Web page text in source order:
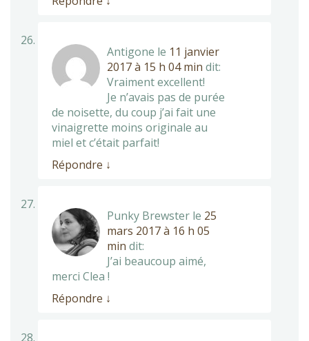
Antigone le 11 janvier
2017 à 15 h 04 min dit:
Vraiment excellent!
Je n’avais pas de purée
de noisette, du coup j’ai fait une
vinaigrette moins originale au
miel et c’était parfait!
Répondre ↓
Punky Brewster le 25
mars 2017 à 16 h 05
min dit:
J’ai beaucoup aimé,
merci Clea !
Répondre ↓